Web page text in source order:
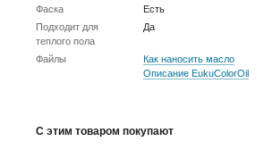
Фаска
Есть
Подходит для
теплого пола
Да
Файлы
Как наносить масло
Описание EukuColorOil
С этим товаром покупают